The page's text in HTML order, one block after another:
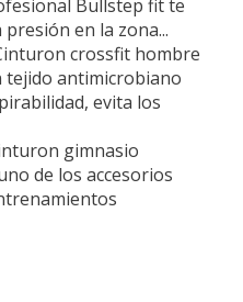
Bullstep fit te
en la zona...
crossfit hombre
tejido antimicrobiano
evita los
gimnasio
de los accesorios